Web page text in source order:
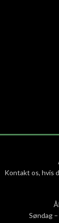
Kontakt os, hvis
Søndag